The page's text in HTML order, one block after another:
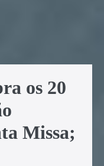
os 20
Missa;